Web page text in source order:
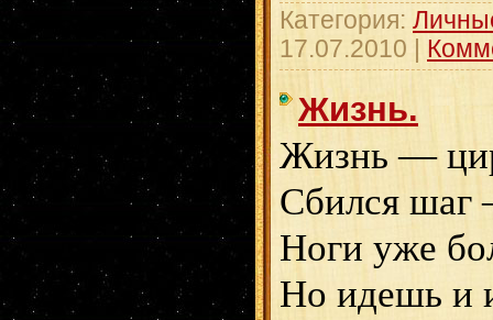
Категория:
17.07.2010
Жизнь.
Жизнь —
Сбился
Ноги уже
Но идешь и